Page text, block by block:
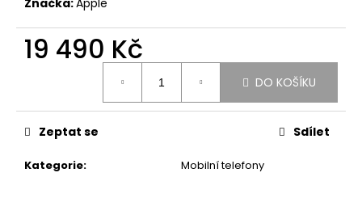
Značka:Apple
19 490 Kč
DO KOŠÍKU
Kategorie: Mobilní telefony
Zeptat se Sdílet
D
o
č